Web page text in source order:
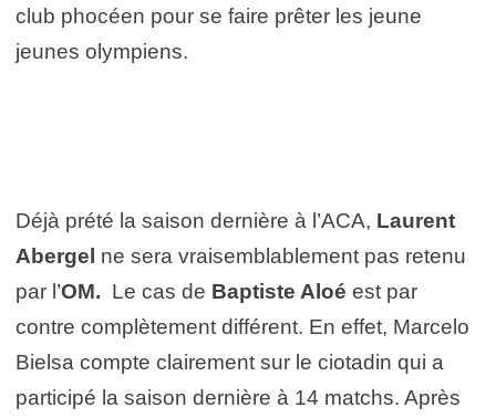
club phocéen pour se faire prêter les jeune
jeunes olympiens.
Déjà prété la saison dernière à l’ACA, Laurent
Abergel ne sera vraisemblablement pas retenu
par l’OM. Le cas de Baptiste Aloé est par
contre complètement différent. En effet, Marcelo
Bielsa compte clairement sur le ciotadin qui a
participé la saison dernière à 14 matchs. Après